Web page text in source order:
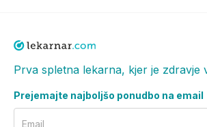
Prva spletna lekarna, kjer je zdravje
Prejemajte najboljšo ponudbo na email
Email